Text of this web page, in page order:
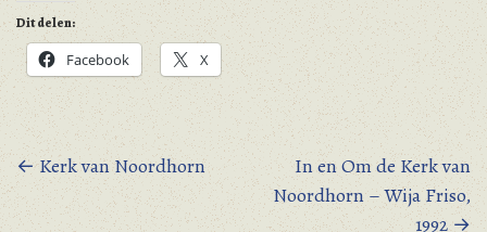
Dit delen:
Facebook X
Berichtnavigatie
← Kerk van Noordhorn
In en Om de Kerk van
Noordhorn – Wija Friso,
1992→